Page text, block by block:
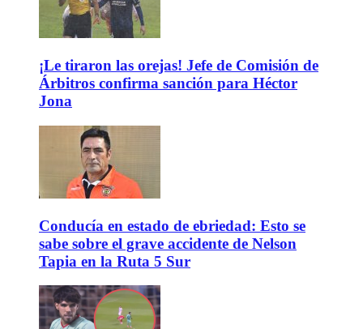
¡Le tiraron las orejas! Jefe de Comisión de
Árbitros confirma sanción para Héctor
Jona
Conducía en estado de ebriedad: Esto se
sabe sobre el grave accidente de Nelson
Tapia en la Ruta 5 Sur